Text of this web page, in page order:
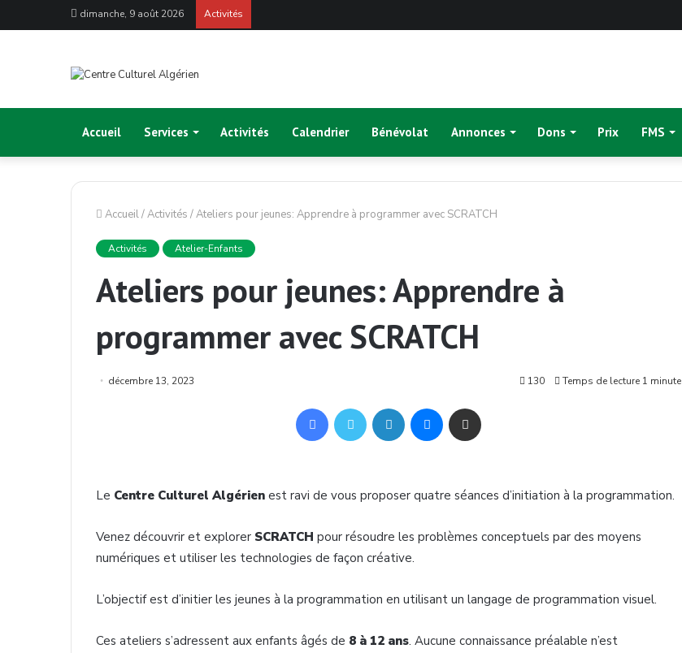
dimanche, 9 août 2026 Activités
Accueil Services Activités Calendrier Bénévolat Annonces Dons Prix FMS
Accueil/Activités /Ateliers pour jeunes: Apprendre à programmer avec SCRATCH
Activités Atelier-Enfants
Ateliers pour jeunes: Apprendre à
programmer avec SCRATCH
décembre 13, 2023 130 Temps de lecture 1 minute
Facebook Twitter Linkedin Messenger
Le Centre Culturel Algérien est ravi de vous proposer quatre séances d’initiation à la programmation.
Venez découvrir et explorer SCRATCH pour résoudre les problèmes conceptuels par des moyens
numériques et utiliser les technologies de façon créative.
L’objectif est d’initier les jeunes à la programmation en utilisant un langage de programmation visuel.
Ces ateliers s’adressent aux enfants âgés de 8 à 12 ans. Aucune connaissance préalable n’est